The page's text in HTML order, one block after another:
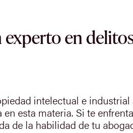
en
intelectual e
esta materia. Si te
de la habilidad de tu